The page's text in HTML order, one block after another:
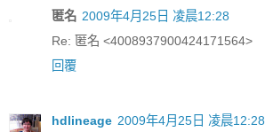
匿名 2009年4月25日 凌晨12:28
Re: 匿名 <4008937900424171564>
回覆
hdlineage 2009年4月25日 凌晨12:28